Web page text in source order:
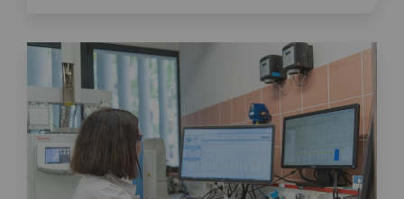
Biométhane
Biométhane : Enjeux et opportunités
Qu'est-ce que la méthanisation ?
Teréga, partenaire de référence sur le